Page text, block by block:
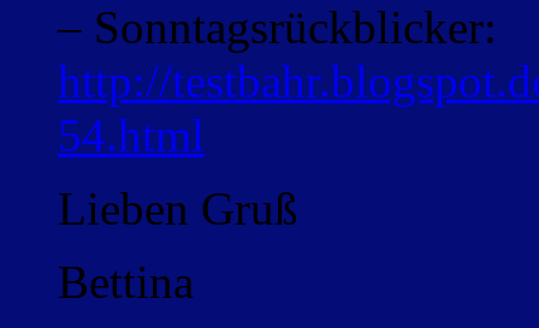
– Sonntagsrückblicker:
http://
54.html
Lieben Gruß
Bettina